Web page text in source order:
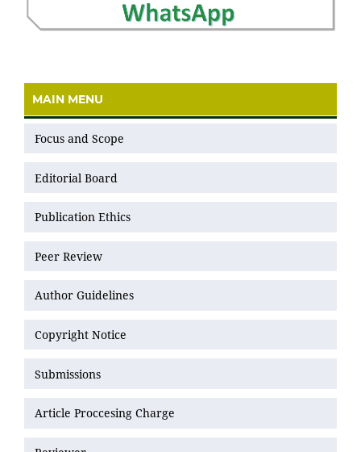
MAIN MENU
Focus and Scope
Editorial Board
Publication Ethics
Peer Review
Author Guidelines
Copyright Notice
Submissions
Article Proccesing Charge